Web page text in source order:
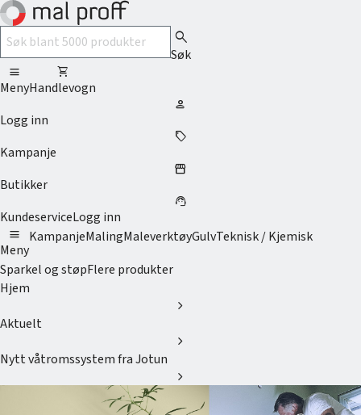
search
Søk
menu
Meny
shopping_cart
Handlevogn
person
Logg inn
sell
Kampanje
storefront
Butikker
support_agent
KundeserviceLogg inn
menu
Meny
KampanjeMalingMaleverktøyGulvTeknisk / Kjemisk
Sparkel og støpFlere produkter
Hjem
chevron_right
Aktuelt
chevron_right
Nytt våtromssystem fra Jotun
chevron_right